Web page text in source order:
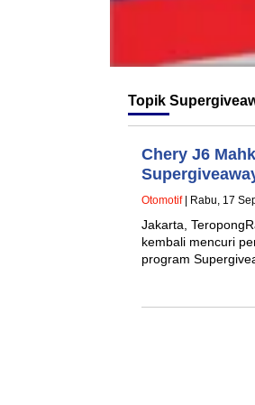
Topik
Chery J6
Otomotif| Rabu, 17
Jakarta,
kembali mencuri
program